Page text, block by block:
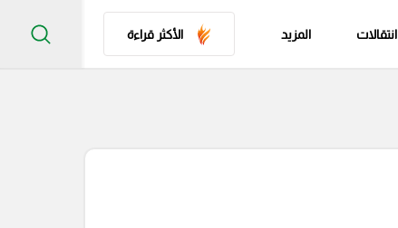
انتقالات المزيد الأكثر قراءة